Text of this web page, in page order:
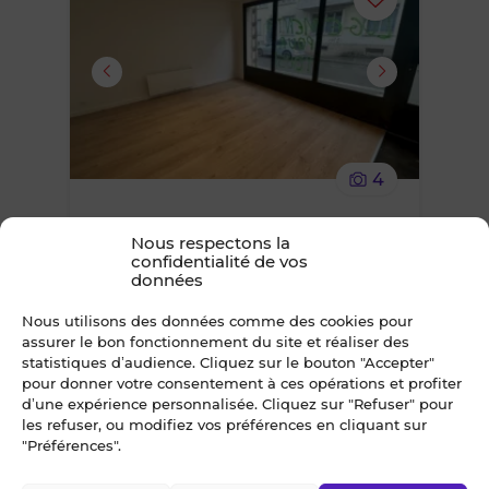
Nous respectons la
confidentialité de vos
données
Nous utilisons des données comme des cookies pour
assurer le bon fonctionnement du site et réaliser des
statistiques d’audience. Cliquez sur le bouton "Accepter"
pour donner votre consentement à ces opérations et profiter
d’une expérience personnalisée. Cliquez sur "Refuser" pour
les refuser, ou modifiez vos préférences en cliquant sur
"Préférences".
ou
supprimer
4
BUREAUX 87 m² RENNES
Centre-ville
21 200 €*/ an
*TVA en sus, taux en vigueur
Ajouter